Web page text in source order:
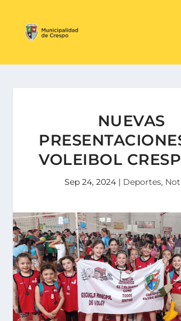
NUEVAS
VOLEIBOL
Sep 24, 2024| Deportes,